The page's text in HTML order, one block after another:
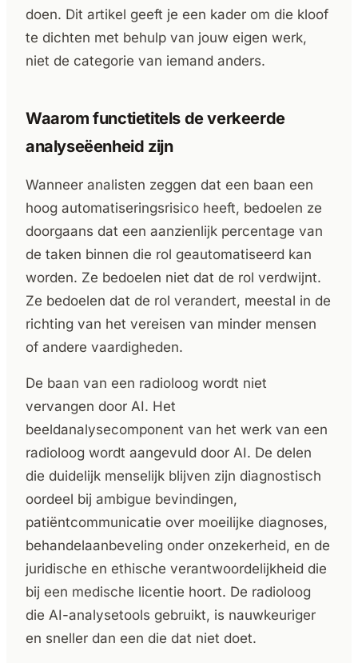
doen. Dit artikel geeft je een kader om die kloof
te dichten met behulp van jouw eigen werk,
niet de categorie van iemand anders.
Waarom functietitels de verkeerde
analyseëenheid zijn
Wanneer analisten zeggen dat een baan een
hoog automatiseringsrisico heeft, bedoelen ze
doorgaans dat een aanzienlijk percentage van
de taken binnen die rol geautomatiseerd kan
worden. Ze bedoelen niet dat de rol verdwijnt.
Ze bedoelen dat de rol verandert, meestal in de
richting van het vereisen van minder mensen
of andere vaardigheden.
De baan van een radioloog wordt niet
vervangen door AI. Het
beeldanalysecomponent van het werk van een
radioloog wordt aangevuld door AI. De delen
die duidelijk menselijk blijven zijn diagnostisch
oordeel bij ambigue bevindingen,
patiëntcommunicatie over moeilijke diagnoses,
behandelaanbeveling onder onzekerheid, en de
juridische en ethische verantwoordelijkheid die
bij een medische licentie hoort. De radioloog
die AI-analysetools gebruikt, is nauwkeuriger
en sneller dan een die dat niet doet.